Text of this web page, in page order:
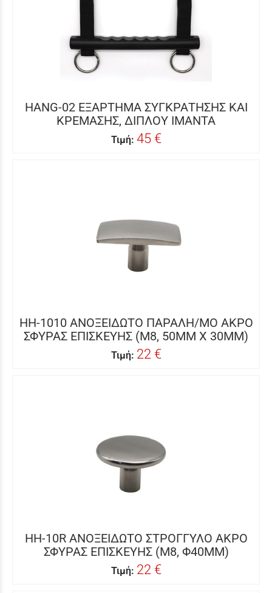
HANG-02 ΕΞΑΡΤΗΜΑ ΣΥΓΚΡΑΤΗΣΗΣ ΚΑΙ
ΚΡΕΜΑΣΗΣ, ΔIΠΛΟΥ ΙΜΑΝΤΑ
Τιμή: 45 €
HH-1010 ΑΝΟΞΕΙΔΩΤΟ ΠΑΡΑΛΗ/ΜΟ ΑΚΡΟ
ΣΦΥΡΑΣ ΕΠΙΣΚΕΥΗΣ (M8, 50MM Χ 30MM)
Τιμή: 22 €
HH-10R ΑΝΟΞΕΙΔΩΤΟ ΣΤΡΟΓΓΥΛΟ ΑΚΡΟ
ΣΦΥΡΑΣ ΕΠΙΣΚΕΥΗΣ (Μ8, Φ40MM)
Τιμή: 22 €